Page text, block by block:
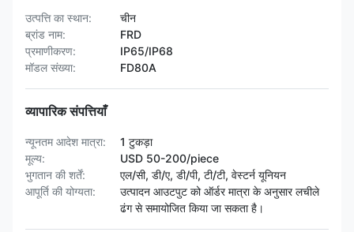
उत्पत्ति का स्थान:
चीन
ब्रांड नाम:
FRD
प्रमाणीकरण:
IP65/IP68
मॉडल संख्या:
FD80A
व्यापारिक संपत्तियाँ
न्यूनतम आदेश मात्रा:
1 टुकड़ा
मूल्य:
USD 50-200/piece
भुगतान की शर्तें:
एल/सी, डी/ए, डी/पी, टी/टी, वेस्टर्न यूनियन
आपूर्ति की योग्यता:
उत्पादन आउटपुट को ऑर्डर मात्रा के अनुसार लचीले
ढंग से समायोजित किया जा सकता है।